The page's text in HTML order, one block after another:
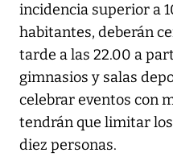
incidencia superior a
habitantes, deberán
tarde a las 22.00 a
gimnasios y salas
celebrar eventos con
tendrán que limitar
diez personas.